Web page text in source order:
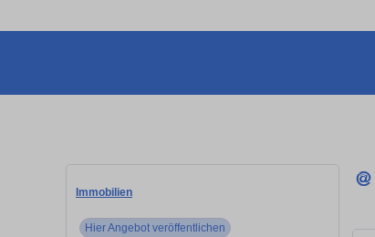
Immobilien
Hier Angebot veröffentlichen